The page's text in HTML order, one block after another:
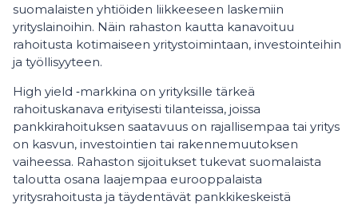
suomalaisten yhtiöiden liikkeeseen laskemiin
yrityslainoihin. Näin rahaston kautta kanavoituu
rahoitusta kotimaiseen yritystoimintaan, investointeihin
ja työllisyyteen.
High yield ‑markkina on yrityksille tärkeä
rahoituskanava erityisesti tilanteissa, joissa
pankkirahoituksen saatavuus on rajallisempaa tai yritys
on kasvun, investointien tai rakennemuutoksen
vaiheessa. Rahaston sijoitukset tukevat suomalaista
taloutta osana laajempaa eurooppalaista
yritysrahoitusta ja täydentävät pankkikeskeistä